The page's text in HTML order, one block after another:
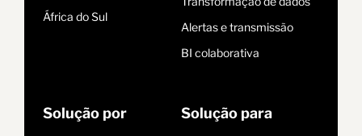
África do Sul
Alertas e transmissão
BI colaborativa
Solução por Solução para